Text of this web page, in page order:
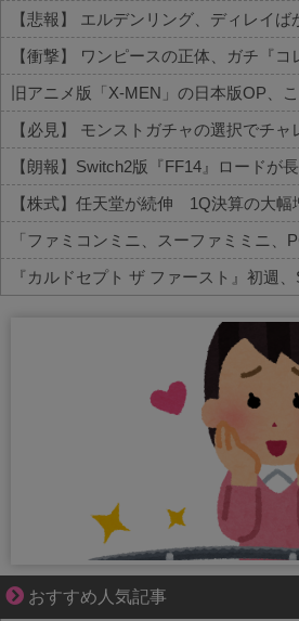
【衝撃】 ワンピースの正体、ガチ『
旧アニメ版「X-MEN」の日本版OP、
【株式】任天堂が続伸 1Q決算の大幅
『カルドセプト ザ ファースト』初週
Powered by livedoor 相互RSS
おすすめ人気記事
分かり合えているはずの夫が、一番遠い